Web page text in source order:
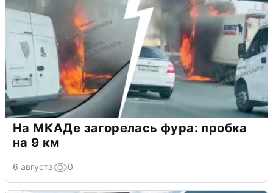
На МКАДе загорелась фура: пробка
на 9 км
6 августа 0